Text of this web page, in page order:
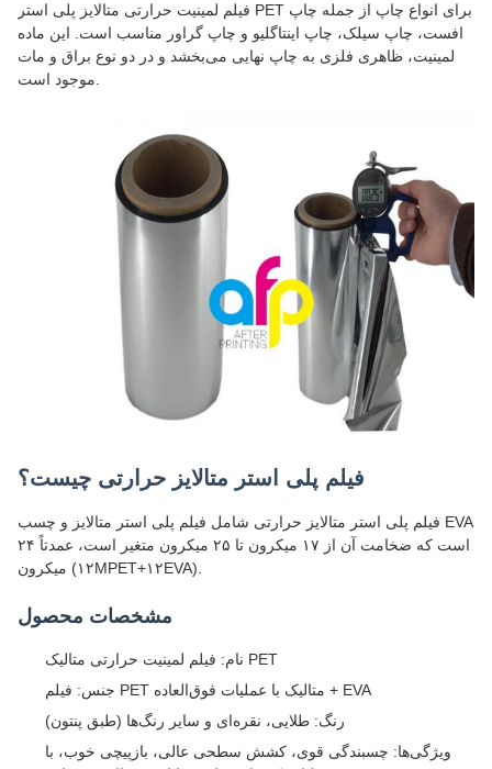
فیلم لمینیت حرارتی متالایز پلی استر PET برای انواع چاپ از جمله چاپ
افست، چاپ سیلک، چاپ اینتاگلیو و چاپ گراور مناسب است. این ماده
لمینیت، ظاهری فلزی به چاپ نهایی می‌بخشد و در دو نوع براق و مات
فیلم پلی استر متالایز حرارتی چیست؟
فیلم پلی استر متالایز حرارتی شامل فیلم پلی استر متالایز و چسب EVA
است که ضخامت آن از ۱۷ میکرون تا ۲۵ میکرون متغیر است، عمدتاً ۲۴
میکرون (۱۲MPET+۱۲EVA).
مشخصات محصول
نام: فیلم لمینیت حرارتی متالیک PET
جنس: فیلم PET متالیک با عملیات فوق‌العاده + EVA
رنگ: طلایی، نقره‌ای و سایر رنگ‌ها (طبق پنتون)
ویژگی‌ها: چسبندگی قوی، کشش سطحی عالی، بازپیچی خوب، با